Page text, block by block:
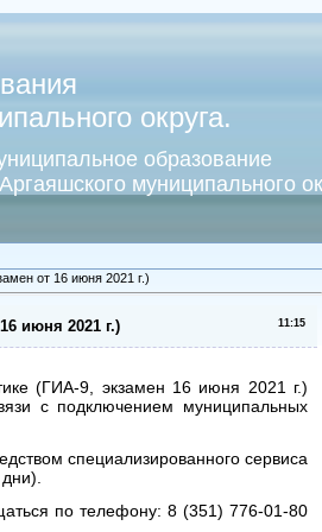
округа.
образование
муниципального
от 16 июня 2021 г.)
11:15
июня 2021 г.)
(ГИА-9, экзамен 16 июня 2021 г.)
с подключением муниципальных
специализированного сервиса
по телефону: 8 (351) 776-01-80